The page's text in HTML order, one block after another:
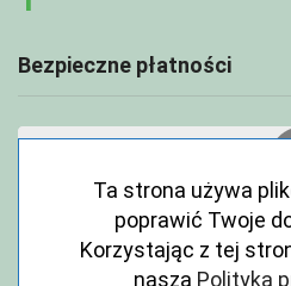
Facebook
Bezpieczne płatności
Ta strona używa
poprawić Twoje
Korzystając z tej
naszą Polityka